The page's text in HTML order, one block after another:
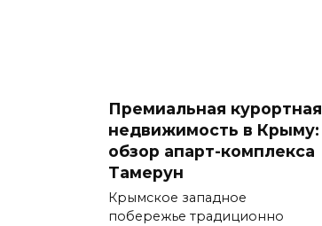
Премиальная курортная
недвижимость в Крыму:
обзор апарт-комплекса
Тамерун
Крымское западное
побережье традиционно